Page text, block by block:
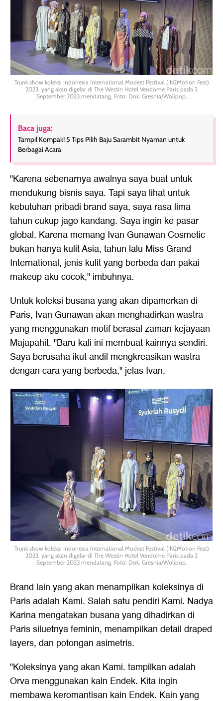
Trunk show koleksi Indonesia International Modest Festival (IN2Motion Fest)
2023, yang akan digelar di The Westin Hotel Vendome Paris pada 2
September 2023 mendatang. Foto: Dok. Gresnia/Wolipop.
Baca juga:
Tampil Kompak! 5 Tips Pilih Baju Sarambit Nyaman untuk
Berbagai Acara
"Karena sebenarnya awalnya saya buat untuk
mendukung bisnis saya. Tapi saya lihat untuk
kebutuhan pribadi brand saya, saya rasa lima
tahun cukup jago kandang. Saya ingin ke pasar
global. Karena memang Ivan Gunawan Cosmetic
bukan hanya kulit Asia, tahun lalu Miss Grand
International, jenis kulit yang berbeda dan pakai
makeup aku cocok," imbuhnya.
Untuk koleksi busana yang akan dipamerkan di
Paris, Ivan Gunawan akan menghadirkan wastra
yang menggunakan motif berasal zaman kejayaan
Majapahit. "Baru kali ini membuat kainnya sendiri.
Saya berusaha ikut andil mengkreasikan wastra
dengan cara yang berbeda," jelas Ivan.
Trunk show koleksi Indonesia International Modest Festival (IN2Motion Fest)
2023, yang akan digelar di The Westin Hotel Vendome Paris pada 2
September 2023 mendatang. Foto: Dok. Gresnia/Wolipop.
Brand lain yang akan menampilkan koleksinya di
Paris adalah Kami. Salah satu pendiri Kami. Nadya
Karina mengatakan busana yang dihadirkan di
Paris siluetnya feminin, menampilkan detail draped
layers, dan potongan asimetris.
"Koleksinya yang akan Kami. tampilkan adalah
Orva menggunakan kain Endek. Kita ingin
membawa keromantisan kain Endek. Kain yang